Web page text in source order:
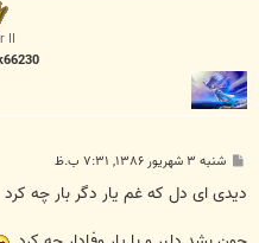
II
پ
ت
شنبه ۳ شهریور ۱۳۸۶, ۷:۳۱ ب.ظ
دیدی ای دل که غم یار دگر بار چه کرد